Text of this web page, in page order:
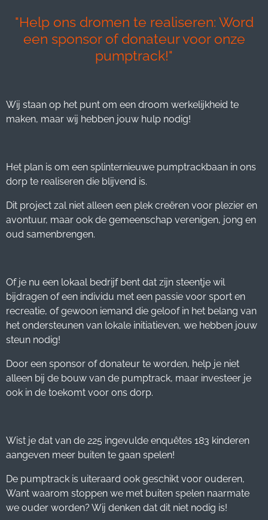
"Help ons dromen te realiseren: Word
een sponsor of donateur voor onze
pumptrack!"
Wij staan op het punt om een droom werkelijkheid te
maken, maar wij hebben jouw hulp nodig!
Het plan is om een splinternieuwe pumptrackbaan in ons
dorp te realiseren die blijvend is.
Dit project zal niet alleen een plek creëren voor plezier en
avontuur, maar ook de gemeenschap verenigen, jong en
oud samenbrengen.
Of je nu een lokaal bedrijf bent dat zijn steentje wil
bijdragen of een individu met een passie voor sport en
recreatie, of gewoon iemand die geloof in het belang van
het ondersteunen van lokale initiatieven, we hebben jouw
steun nodig!
Door een sponsor of donateur te worden, help je niet
alleen bij de bouw van de pumptrack, maar investeer je
ook in de toekomt voor ons dorp.
Wist je dat van de 225 ingevulde enquêtes 183 kinderen
aangeven meer buiten te gaan spelen!
De pumptrack is uiteraard ook geschikt voor ouderen,
Want waarom stoppen we met buiten spelen naarmate
we ouder worden? Wij denken dat dit niet nodig is!